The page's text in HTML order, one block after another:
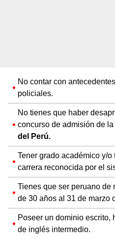
No contar con
policiales.
No tienes que haber
concurso de admisión de la
del Perú.
Tener grado académico y/
carrera reconocida por el
Tienes que ser peruano de
de 30 años al 31 de marzo
Poseer un dominio escrito,
de inglés intermedio.